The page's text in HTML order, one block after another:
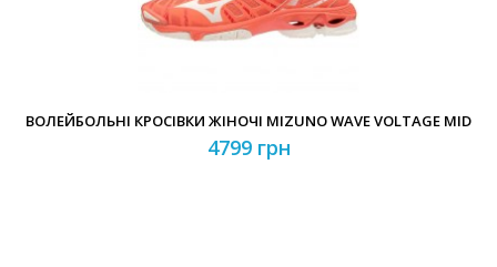
ВОЛЕЙБОЛЬНІ КРОСІВКИ ЖІНОЧІ MIZUNO WAVE VOLTAGE MID
4799 грн